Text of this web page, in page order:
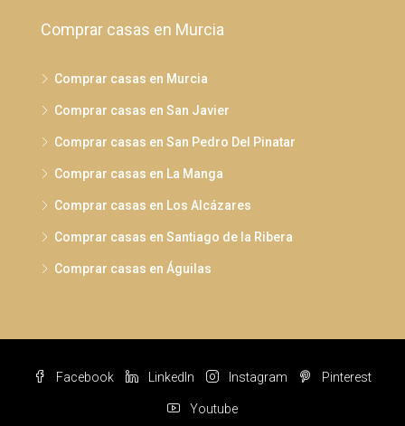
Comprar casas en Murcia
Comprar casas en Murcia
Comprar casas en San Javier
Comprar casas en San Pedro Del Pinatar
Comprar casas en La Manga
Comprar casas en Los Alcázares
Comprar casas en Santiago de la Ribera
Comprar casas en Águilas
Facebook LinkedIn Instagram Pinterest
Youtube